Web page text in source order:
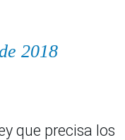
2018
que precisa los